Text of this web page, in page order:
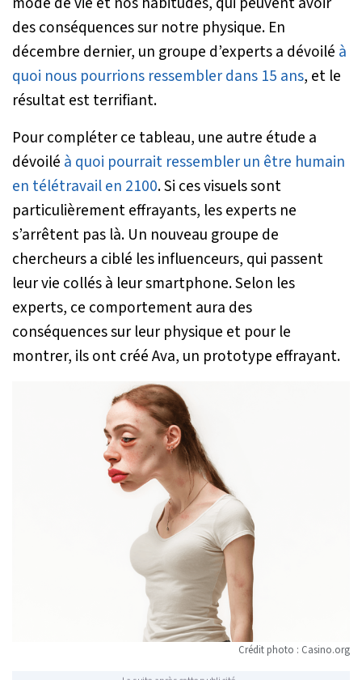
des conséquences sur notre physique. En
décembre dernier, un groupe d’experts a dévoilé à
quoi nous pourrions ressembler dans 15 ans, et le
résultat est terrifiant.
Pour compléter ce tableau, une autre étude a
dévoilé à quoi pourrait ressembler un être humain
en télétravail en 2100. Si ces visuels sont
particulièrement effrayants, les experts ne
s’arrêtent pas là. Un nouveau groupe de
chercheurs a ciblé les influenceurs, qui passent
leur vie collés à leur smartphone. Selon les
experts, ce comportement aura des
conséquences sur leur physique et pour le
montrer, ils ont créé Ava, un prototype effrayant.
Crédit photo : Casino.org